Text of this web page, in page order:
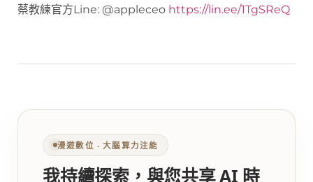
蔡教練官方Line: @appleceo https://lin.ee/1TgSReQ
漫遊數位 ‧ 大腦算力注能
我持續探索，與您共享 AI 時